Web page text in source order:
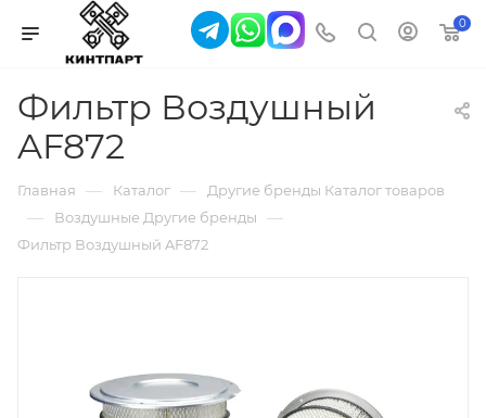
0
Фильтр Воздушный
AF872
Главная — Каталог — Другие бренды Каталог товаров
— Воздушные Другие бренды —
Фильтр Воздушный AF872